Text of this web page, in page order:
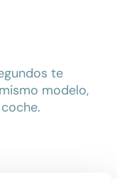
te
modelo,